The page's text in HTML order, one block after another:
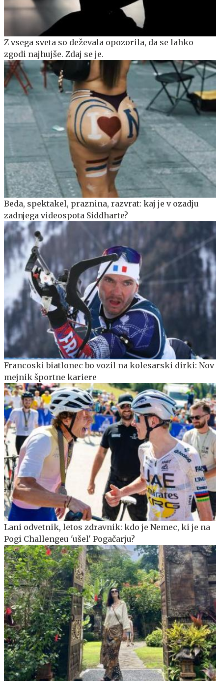
Z vsega sveta so deževala opozorila, da se lahko
zgodi najhujše. Zdaj se je.
Beda, spektakel, praznina, razvrat: kaj je v ozadju
zadnjega videospota Siddharte?
Francoski biatlonec bo vozil na kolesarski dirki: Nov
mejnik športne kariere
Lani odvetnik, letos zdravnik: kdo je Nemec, ki je na
Pogi Challengeu 'ušel' Pogačarju?